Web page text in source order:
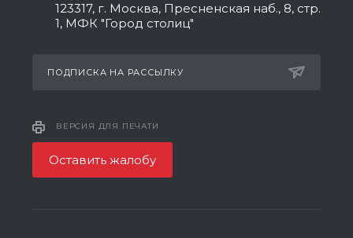
123317, г. Москва, Пресненская наб., 8, стр.
1, МФК "Город столиц"
ПОДПИСКА НА РАССЫЛКУ
ВЕРСИЯ ДЛЯ ПЕЧАТИ
Оставить жалобу